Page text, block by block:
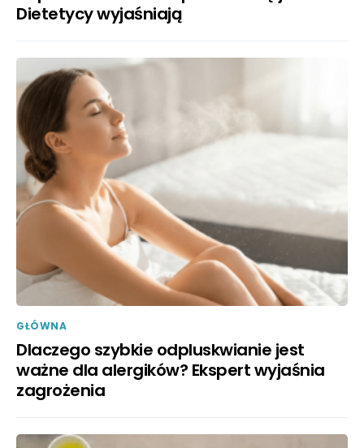
Dietetycy wyjaśniają
GŁÓWNA
Dlaczego szybkie odpluskwianie jest
ważne dla alergików? Ekspert wyjaśnia
zagrożenia